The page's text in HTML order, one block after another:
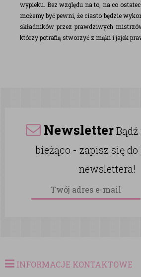
wypieku. Bez względu na to, na co
możemy być pewni, że ciasto będzie
składników przez prawdziwych
którzy potrafią stworzyć z mąki i jajek
Newsletter
bieżąco - zapisz się do
newslettera!
INFORMACJE KONTAKTOWE